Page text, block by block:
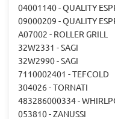
04001140 - QUALITY
09000209 - QUALITY
A07002 - ROLLER GRILL
32W2331 - SAGI
32W2990 - SAGI
7110002401 - TEFCOLD
304026 - TORNATI
483286000334 -
053810 - ZANUSSI